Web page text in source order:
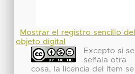
Mostrar el registro sencillo del
objeto digital
Excepto si se
señala otra
cosa, la licencia del ítem se